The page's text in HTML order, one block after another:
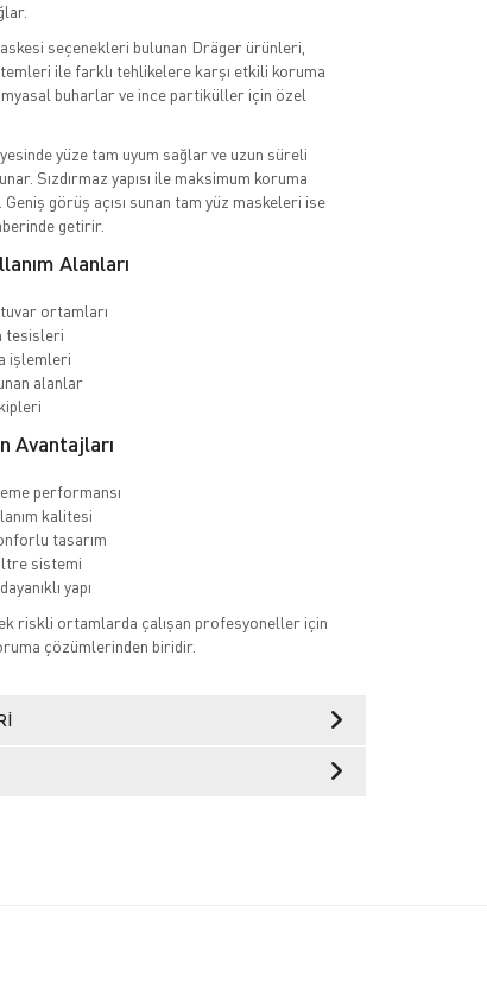
seçenekleri bulunan Dräger ürünleri,
ile farklı tehlikelere karşı etkili koruma
buharlar ve ince partiküller için özel
yüze tam uyum sağlar ve uzun süreli
Sızdırmaz yapısı ile maksimum koruma
görüş açısı sunan tam yüz maskeleri ise
getirir.
Alanları
ortamları
tesisleri
işlemleri
alanlar
Avantajları
performansı
kalitesi
tasarım
sistemi
yapı
riskli ortamlarda çalışan profesyoneller için
çözümlerinden biridir.